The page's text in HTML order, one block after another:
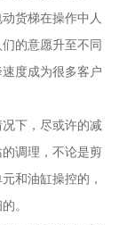
货梯在操作中人
的意愿升至不同
度成为很多客户
下，尽或许的减
调理，不论是剪
和油缸操控的，
。